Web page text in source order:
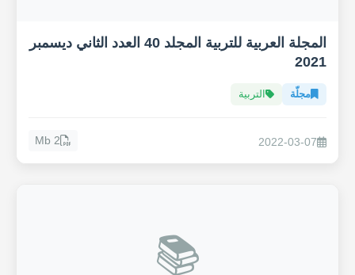
المجلة العربية للتربية المجلد 40 العدد الثاني ديسمبر
2021
مجلّة التربية
2022-03-07
2 Mb
📚